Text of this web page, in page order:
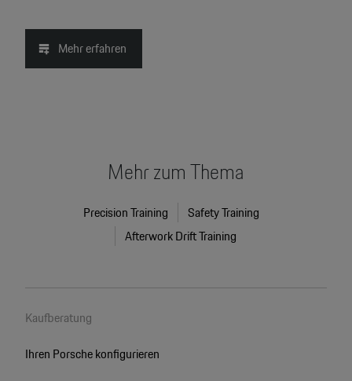
Mehr erfahren
Mehr zum Thema
Precision Training
Safety Training
Afterwork Drift Training
Kaufberatung
Ihren Porsche konfigurieren